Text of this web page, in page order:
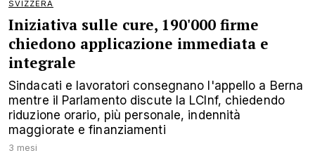
SVIZZERA
Iniziativa sulle cure, 190'000 firme
chiedono applicazione immediata e
integrale
Sindacati e lavoratori consegnano l'appello a Berna
mentre il Parlamento discute la LCInf, chiedendo
riduzione orario, più personale, indennità
maggiorate e finanziamenti
3 mesi